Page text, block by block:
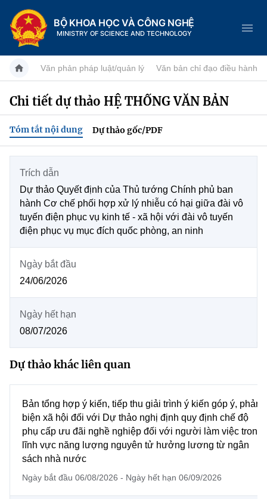
BỘ KHOA HỌC VÀ CÔNG NGHỆ
MINISTRY OF SCIENCE AND TECHNOLOGY
Danh mục
Trang chủ
Giới thiệu
Chức năng nhiệm vụ
Cơ cấu tổ chức
Sở Khoa học và Công nghệ
Tin tức sự kiện
Khoa học và Công nghệ
Chuyển đổi số
Bưu chính, Viễn thông
Tiêu chuẩn, đo lường, chất lượng
Năng lượng nguyên tử
Tin tổng hợp
Tin địa phương
Dịch vụ công
Hệ thống văn bản
Văn bản QPPL
Lấy ý kiến người dân về dự thảo VBQPPL
MST IOFFICE
Khoa học và Công nghệ
Đổi mới sáng tạo
Bưu chính, Viễn thông
Sở hữu trí tuệ
Tiêu chuẩn, đo lường, chất lượng
Multimedia
Videos
Infographic
Ảnh
Voice
Văn phản pháp luật/quản lý Văn bản chỉ đạo điều hành
Chi tiết dự thảo HỆ THỐNG VĂN BẢN
Tóm tắt nội dung Dự thảo gốc/PDF
Trích dẫn
Dự thảo Quyết định của Thủ tướng Chính phủ ban
hành Cơ chế phối hợp xử lý nhiễu có hại giữa đài vô
tuyến điện phục vụ kinh tế - xã hội với đài vô tuyến
điện phục vụ mục đích quốc phòng, an ninh
Ngày bắt đầu
24/06/2026
Ngày hết hạn
08/07/2026
Dự thảo khác liên quan
Bản tổng hợp ý kiến, tiếp thu giải trình ý kiến góp ý, phản
biện xã hội đối với Dự thảo nghị định quy định chế độ
phụ cấp ưu đãi nghề nghiệp đối với người làm việc trong
lĩnh vực năng lượng nguyên tử hưởng lương từ ngân
sách nhà nước
Ngày bắt đầu 06/08/2026 - Ngày hết hạn 06/09/2026